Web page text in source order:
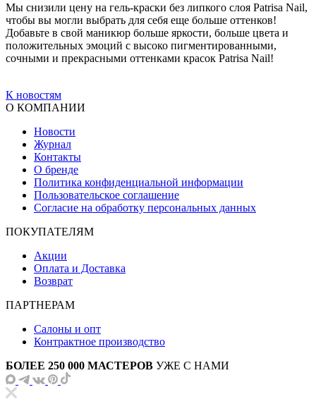
Мы снизили цену на гель-краски без липкого слоя Patrisa Nail,
чтобы вы могли выбрать для себя еще больше оттенков!
Добавьте в свой маникюр больше яркости, больше цвета и
положительных эмоций с высоко пигментированными,
сочными и прекрасными оттенками красок Patrisa Nail!
К новостям
О КОМПАНИИ
Новости
Журнал
Контакты
О бренде
Политика конфиденциальной информации
Пользовательское соглашение
Согласие на обработку персональных данных
ПОКУПАТЕЛЯМ
Акции
Оплата и Доставка
Возврат
ПАРТНЕРАМ
Салоны и опт
Контрактное производство
БОЛЕЕ 250 000 МАСТЕРОВ УЖЕ С НАМИ